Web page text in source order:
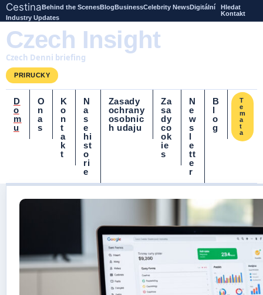
CestinaBehind the ScenesBlogBusinessCelebrity NewsDigitální
Industry Updates
Hledat
Kontakt
Czech Insight
Czech Denni briefing
PRIRUCKY
D
o
m
u
O
n
a
s
K
o
n
t
a
k
t
N
a
s
e
hi
st
o
ri
e
Zasady
ochrany
osobnic
h udaju
Za
sa
dy
co
ok
ie
s
N
e
w
s
l
e
tt
e
r
B
l
o
g
T
e
m
a
t
a